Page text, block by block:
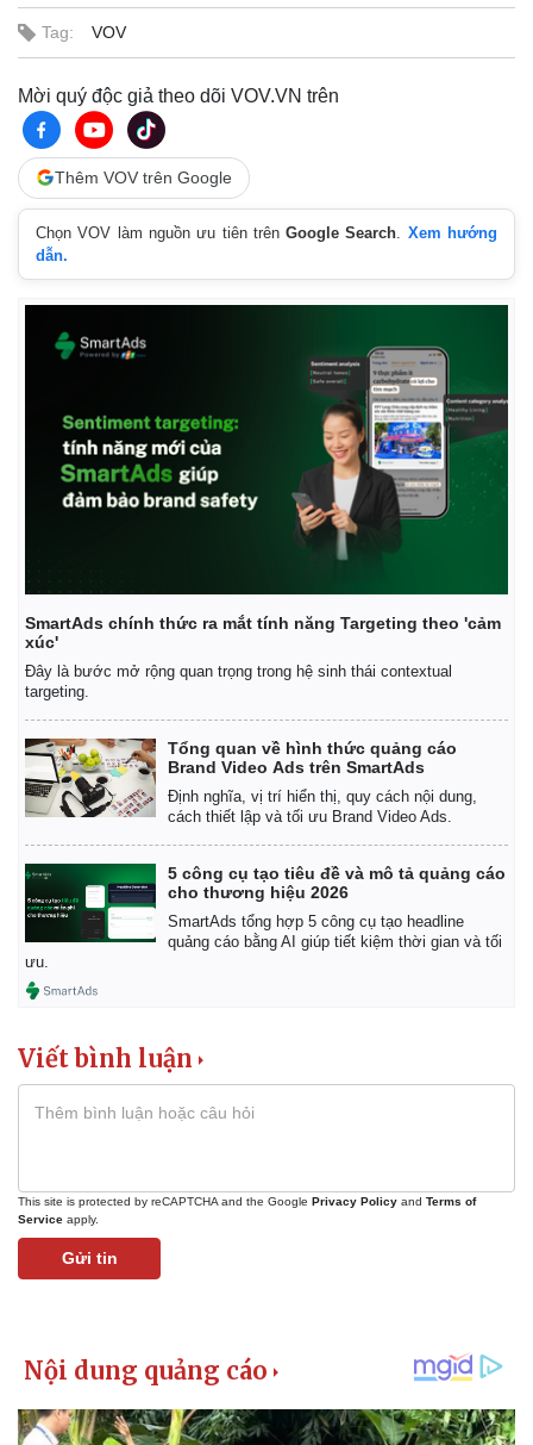
Kinh tế
Bất động sản
Khởi nghiệp
Thị trường
Giá vàng
Tiêu dùng
Tỷ giá
Chứng khoán
Giá cà phê
Tag: VOV
Mời quý độc giả theo dõi VOV.VN trên
Thêm VOV trên Google
Chọn VOV làm nguồn ưu tiên trênGoogle Search
Xem hướng
dẫn.
SmartAds chính thức ra mắt tính năng Targeting theo 'cảm
xúc'
Đây là bước mở rộng quan trọng trong hệ sinh thái contextual
targeting.
Tổng quan về hình thức quảng cáo
Brand Video Ads trên SmartAds
Định nghĩa, vị trí hiển thị, quy cách nội dung,
cách thiết lập và tối ưu Brand Video Ads.
5 công cụ tạo tiêu đề và mô tả quảng cáo
cho thương hiệu 2026
SmartAds tổng hợp 5 công cụ tạo headline
quảng cáo bằng AI giúp tiết kiệm thời gian và tối
ưu.
Viết bình luận
This site is protected by reCAPTCHA and the Google Privacy Policy and Terms of
Service apply.
Gửi tin